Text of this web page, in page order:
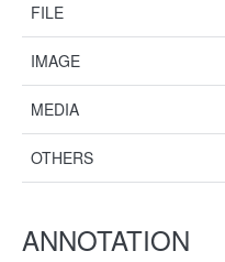
FILE
IMAGE
MEDIA
OTHERS
ANNOTATION